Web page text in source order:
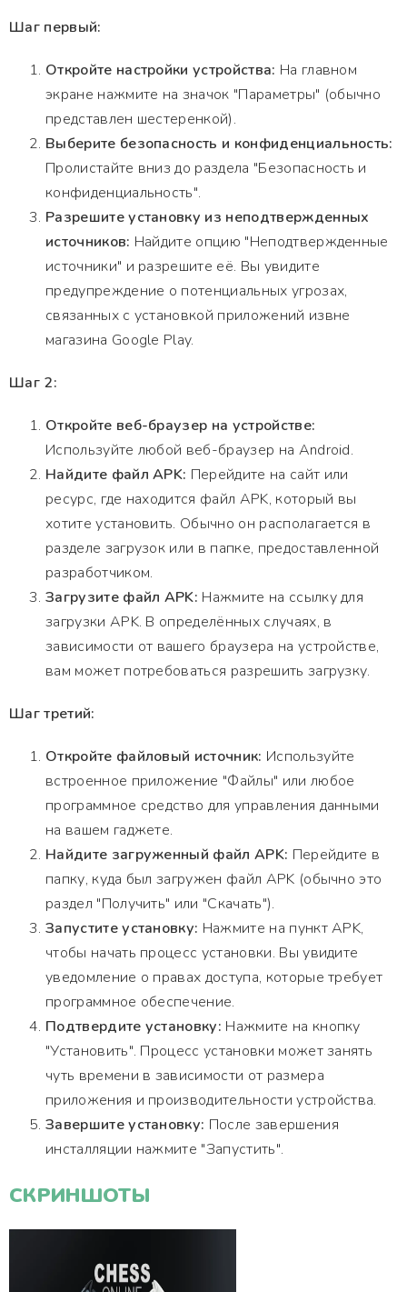
Шаг первый:
Откройте настройки устройства: На главном
экране нажмите на значок "Параметры" (обычно
представлен шестеренкой).
Выберите безопасность и конфиденциальность:
Пролистайте вниз до раздела "Безопасность и
конфиденциальность".
Разрешите установку из неподтвержденных
источников: Найдите опцию "Неподтвержденные
источники" и разрешите её. Вы увидите
предупреждение о потенциальных угрозах,
связанных с установкой приложений извне
магазина Google Play.
Шаг 2:
Откройте веб-браузер на устройстве:
Используйте любой веб-браузер на Android.
Найдите файл APK: Перейдите на сайт или
ресурс, где находится файл APK, который вы
хотите установить. Обычно он располагается в
разделе загрузок или в папке, предоставленной
разработчиком.
Загрузите файл APK: Нажмите на ссылку для
загрузки APK. В определённых случаях, в
зависимости от вашего браузера на устройстве,
вам может потребоваться разрешить загрузку.
Шаг третий:
Откройте файловый источник: Используйте
встроенное приложение "Файлы" или любое
программное средство для управления данными
на вашем гаджете.
Найдите загруженный файл APK: Перейдите в
папку, куда был загружен файл APK (обычно это
раздел "Получить" или "Скачать").
Запустите установку: Нажмите на пункт APK,
чтобы начать процесс установки. Вы увидите
уведомление о правах доступа, которые требует
программное обеспечение.
Подтвердите установку: Нажмите на кнопку
"Установить". Процесс установки может занять
чуть времени в зависимости от размера
приложения и производительности устройства.
Завершите установку: После завершения
инсталляции нажмите "Запустить".
СКРИНШОТЫ